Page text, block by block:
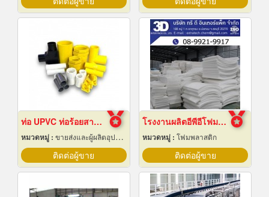
ท่อ UPVC ท่อร้อยสายไฟ ท่อขาว ท่อเหลือง พัทยา ชลบุรี
หมวดหมู่ : ขายส่งและผู้ผลิตอุปกรณ์เครื่องใช้ไฟฟ้า
ติดต่อผู้ขาย
โรงงานผลิตอีพีอีโฟมชลบุรี
หมวดหมู่ : โฟมพลาสติก
ติดต่อผู้ขาย